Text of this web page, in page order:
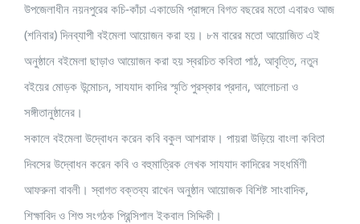
উপজেলাধীন নয়নপুরের কচি-কাঁচা একাডেমি প্রাঙ্গনে বিগত বছরের মতো এবারও আজ
(শনিবার) দিনব্যাপী বইমেলা আয়োজন করা হয়। ৮ম বারের মতো আয়োজিত এই
অনুষ্ঠানে বইমেলা ছাড়াও আয়োজন করা হয় স্বরচিত কবিতা পাঠ, আবৃত্তি, নতুন
বইয়ের মোড়ক উন্মোচন, সাযযাদ কাদির স্মৃতি পুরস্কার প্রদান, আলোচনা ও
সঙ্গীতানুষ্ঠানের।
সকালে বইমেলা উদ্বোধন করেন কবি বকুল আশরাফ। পায়রা উড়িয়ে বাংলা কবিতা
দিবসের উদ্বোধন করেন কবি ও বহুমাত্রিক লেখক সাযযাদ কাদিরের সহধর্মিণী
আফরুনা বাবলী। স্বাগত বক্তব্য রাখেন অনুষ্ঠান আয়োজক বিশিষ্ট সাংবাদিক,
শিক্ষাবিদ ও শিশু সংগঠক প্রিন্সিপাল ইকবাল সিদ্দিকী।